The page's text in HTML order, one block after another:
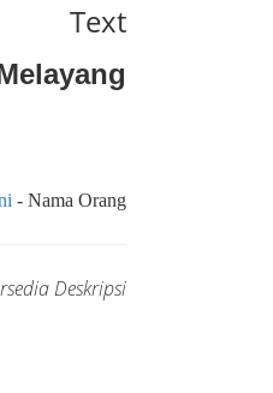
Text
- Nama Orang
Deskripsi